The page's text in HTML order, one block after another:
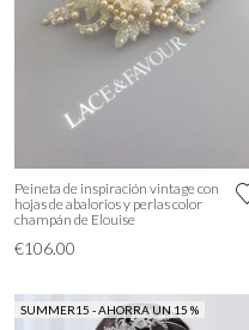
Peineta de inspiración vintage con
hojas de abalorios y perlas color
champán de Elouise
€106.00
SUMMER15 - AHORRA UN 15 %